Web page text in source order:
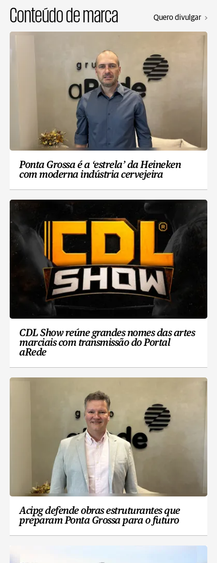
Conteúdo de marca Quero divulgar
Ponta Grossa é a ‘estrela’ da Heineken
com moderna indústria cervejeira
CDL Show reúne grandes nomes das artes
marciais com transmissão do Portal
aRede
Acipg defende obras estruturantes que
preparam Ponta Grossa para o futuro